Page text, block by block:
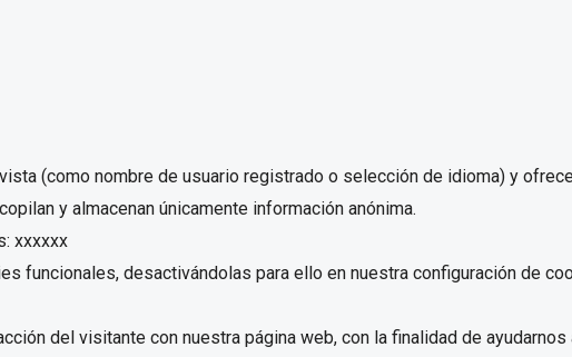
(como nombre de usuario registrado o selección de idioma) y
y almacenan únicamente información anónima.
xxxxxx
funcionales, desactivándolas para ello en nuestra configuración de
del visitante con nuestra página web, con la finalidad de ayudarnos